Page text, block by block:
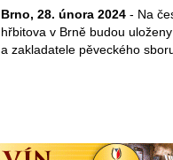
Brno, 28. února 2024 - Na
hřbitova v Brně budou
a zakladatele pěveckého